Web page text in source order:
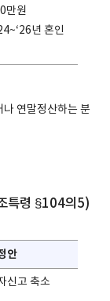
만원
년 혼인
나 연말정산하는 분
특령 §104의5)
안
신고 축소